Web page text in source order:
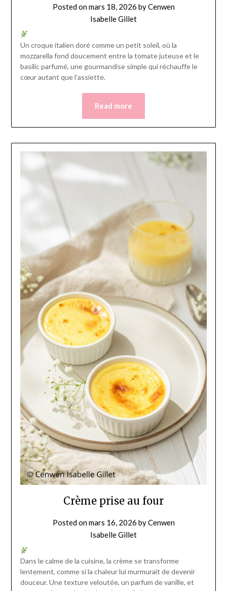
Posted onmars 18, 2026 byCenwen
Isabelle Gillet
Un croque italien doré comme un petit soleil, où la
mozzarella fond doucement entre la tomate juteuse et le
basilic parfumé, une gourmandise simple qui réchauffe le
cœur autant que l’assiette.
Read more
Crème prise au four
Posted onmars 16, 2026 byCenwen
Isabelle Gillet
Dans le calme de la cuisine, la crème se transforme
lentement, comme si la chaleur lui murmurait de devenir
douceur. Une texture veloutée, un parfum de vanille, et